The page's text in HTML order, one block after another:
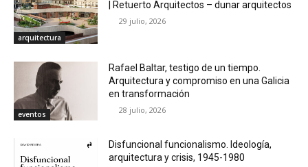
arquitectura
| Retuerto Arquitectos – dunar arquitectos
29 julio, 2026
eventos
Rafael Baltar, testigo de un tiempo.
Arquitectura y compromiso en una Galicia
en transformación
28 julio, 2026
Disfuncional funcionalismo. Ideología,
arquitectura y crisis, 1945-1980